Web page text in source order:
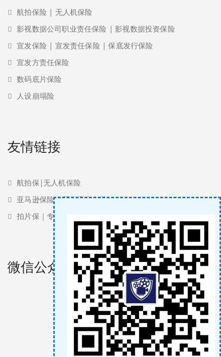
航拍保险 | 无人机保险
影视数据公司职业责任保险 | 影视数据投资保险
宣发保险 | 宣发责任保险 | 保底发行保险
宣发方责任保险
数码底片保险
人设崩塌险
友情链接
航拍保|无人机保险
亚马逊保险 | 亚马逊责任险
拍片保｜专业影视保险服务商
微信公众号